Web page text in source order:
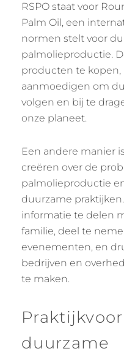
RSPO staat voor
Palm Oil, een
normen stelt voor
palmolieproductie.
producten te
aanmoedigen om
volgen en bij te
onze planeet.
Een andere manier
creëren over de
palmolieproductie
duurzame
informatie te delen
familie, deel te
evenementen, en
bedrijven en
te maken.
duurzame